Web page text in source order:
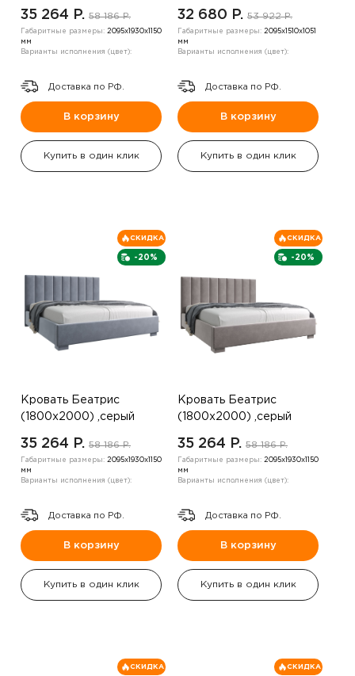
35 264 P. 58 186 P.
Габаритные размеры: 2095х1930х1150
мм
Варианты исполнения (цвет):
Доставка по РФ.
В корзину
Купить в один клик
32 680 P. 53 922 P.
Габаритные размеры: 2095х1510х1051
мм
Варианты исполнения (цвет):
Доставка по РФ.
В корзину
Купить в один клик
-20%
СКИДКА
Кровать Беатрис
(1800х2000) ,серый
35 264 P. 58 186 P.
Габаритные размеры: 2095х1930х1150
мм
Варианты исполнения (цвет):
Доставка по РФ.
В корзину
Купить в один клик
-20%
СКИДКА
Кровать Беатрис
(1800х2000) ,серый
35 264 P. 58 186 P.
Габаритные размеры: 2095х1930х1150
мм
Варианты исполнения (цвет):
Доставка по РФ.
В корзину
Купить в один клик
СКИДКА СКИДКА